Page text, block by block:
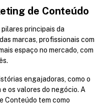
de Conteúdo
principais da
marcas, profissionais com
espaço no mercado, com
os valores do negócio. A
Conteúdo tem como